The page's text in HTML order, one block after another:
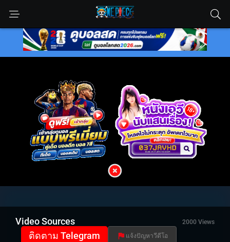
Video Sources 2000 Views
ติดตาม Telegram แจ้งปัญหาวีดีโอ